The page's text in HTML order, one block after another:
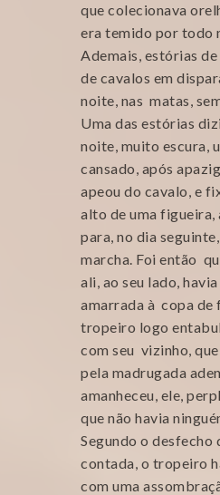
que colecionava
era temido por todo
Ademais, estórias
de cavalos em
noite, nas matas,
Uma das estórias
noite, muito escura,
cansado, após
apeou do cavalo, e
alto de uma
para, no dia
marcha. Foi então
ali, ao seu lado,
amarrada à copa de
tropeiro logo
com seu vizinho,
pela madrugada
amanheceu, ele,
que não havia
Segundo o desfecho
contada, o tropeiro
com uma